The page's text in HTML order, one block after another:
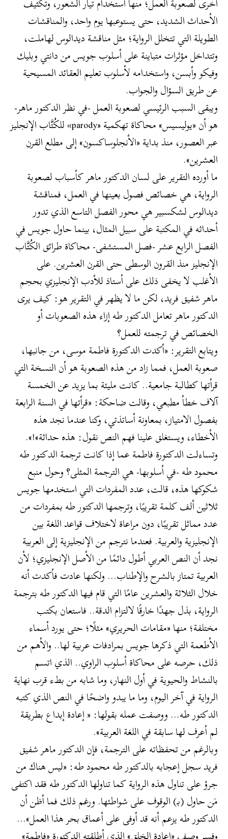
الأحداث الشديد، حتى يستوعبها يوم واحد، والمناقشات
الطويلة التي تتخلل الرواية؛ مثل مناقشة ديدالوس لهاملت،
وتتداخل مؤثرات متباينة على أسلوب جويس من دانتي وبليك
وفيكو وأبسن، واستخدامه لأسلوب تعليم العقائد المسيحية
عن طريق السؤال والجواب.
ويبقى السبب الرئيسي لصعوبة العمل -في نظر الدكتور ماهر-
هو أن «يوليسيس» محاكاة تهكمية «parody» للكُتَّاب الإنجليز
عبر العصور، منذ بداية «الأنجلوساكسون» إلى مطلع القرن
العشرين».
ما أورده التقرير على لسان الدكتور ماهر كأسباب لصعوبة
الرواية، هي خصائص فصول بعينها في العمل، فمناقشة
ديدالوس لشكسبير هي محور الفصل التاسع الذي تدور
أحداثه في المكتبة على سبيل المثال، بينما حاول جويس في
الفصل الرابع عشر -فصل المستشفى- محاكاة طرائق الكُتَّاب
الإنجليز منذ القرون الوسطى حتى القرن العشرين. على
الأغلب لا يخفى ذلك على أستاذ للأدب الإنجليزي بحجم
ماهر شفيق فريد، لكن ما لا يظهر في التقرير هو: كيف يرى
الدكتور ماهر تعامل الدكتور طه إزاء هذه الصعوبات أو
الخصائص في ترجمته للعمل؟
ويتابع التقرير: «أكدت الدكتورة فاطمة موسى، من جانبها،
صعوبة العمل، فمما زاد من هذه الصعوبة هو أن النسخة التي
قرأتها كطالبة جامعية.. كانت مليئة بما يزيد عن الخمسة
آلاف خطأ مطبعي، وقالت ضاحكة: «قرأتها في السنة الرابعة
بفصول الامتياز، بمعاونة أساتذتي، وكنا عندما نجد هذه
الأخطاء، ويستغلق علينا فهم النص نقول: هذه حداثة»!».
وتساءلت الدكتورة فاطمة عما إذا كانت ترجمة الدكتور طه
محمود طه -في أسلوبها- هي الترجمة المثلى؟ وحول منبع
شكوكها هذه، قالت، عدد المفردات التي استخدمها جويس
ثلاثين ألف كلمة تقريبًا، وترجمها الدكتور طه بمفردات من
عدد مماثل تقريبًا، دون مراعاة لاختلاف قواعد اللغة بين
الإنجليزية والعربية. فعندما نترجم من الإنجليزية إلى العربية
نجد أن النص العربي أطول دائمًا من الأصل الإنجليزي؛ لأن
العربية تمتاز بالشرح والإطناب… ولكنها عادت فأكدت أنه
خلال الثلاثة والعشرين عامًا التي قام فيها الدكتور طه بترجمة
الرواية، بذل جهدًا خارقًا لالتزام الدقة.. فاستعان بكتب
مختلفة؛ منها «مقامات الحريري» مثلًا؛ حتى يورد أسماء
الأطعمة التي ذكرها جويس بمرادفات عربية لها.. والأهم من
ذلك، حرصه على محاكاة أسلوب الراوي.. الذي اتسم
بالنشاط والحيوية في أول النهار، وما شابه من بطء قرب نهاية
الرواية في آخر اليوم، وما ما يبدو واضحًا في النص الذي كتبه
الدكتور طه… ووصفت عمله بقولها: « إعادة إبداع بطريقة
لم أعرف لها سابقة في اللغة العربية».
وبالرغم من تحفظاته على الترجمة، فإن الدكتور ماهر شفيق
فريد سجل إعجابه بالدكتور طه محمود طه: «ليس هناك من
جرؤ على تناول هذه الرواية كما تناولها الدكتور طه فقد اكتفى
مَن حاول (بـ) الوقوف على شواطئها. ورغم ذلك فما أظن أن
الدكتور طه يزعم أنه قد أوفى على أعماق بحر هذا العمل»…